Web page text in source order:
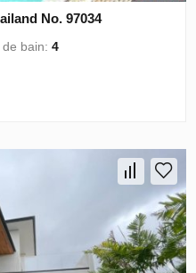
No. 97034
de bain:4